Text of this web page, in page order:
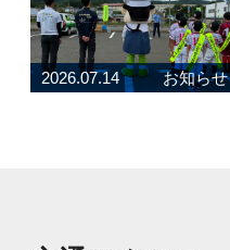
2026.07.14 お知らせ